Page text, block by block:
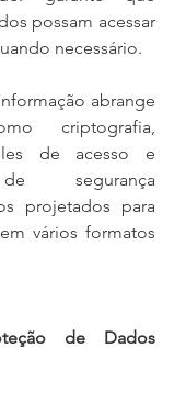
possam acessar
necessário.
abrange
criptografia,
de acesso e
segurança
projetados para
vários formatos
de Dados